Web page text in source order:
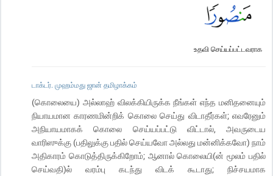
உதவி செய்யப்பட்டவராக
டாக்டர். முஹம்மது ஜான் தமிழாக்கம்
(கொலையை) அல்லாஹ் விலக்கியிருக்க நீங்கள் எந்த மனிதனையும்
நியாயமான காரணமின்றிக் கொலை செய்து விடாதீர்கள்; எவரேனும்
அநியாயமாகக் கொலை செய்யப்பட்டு விட்டால், அவருடைய
வாரிஸுக்கு (பதிலுக்கு பதில் செய்யவோ அல்லது மன்னிக்கவோ) நாம்
அதிகாரம் கொடுத்திருக்கிறோம்; ஆனால் கொலையி(ன் மூலம் பதில்
செய்வதி)ல் வரம்பு கடந்து விடக் கூடாது; நிச்சயமாக